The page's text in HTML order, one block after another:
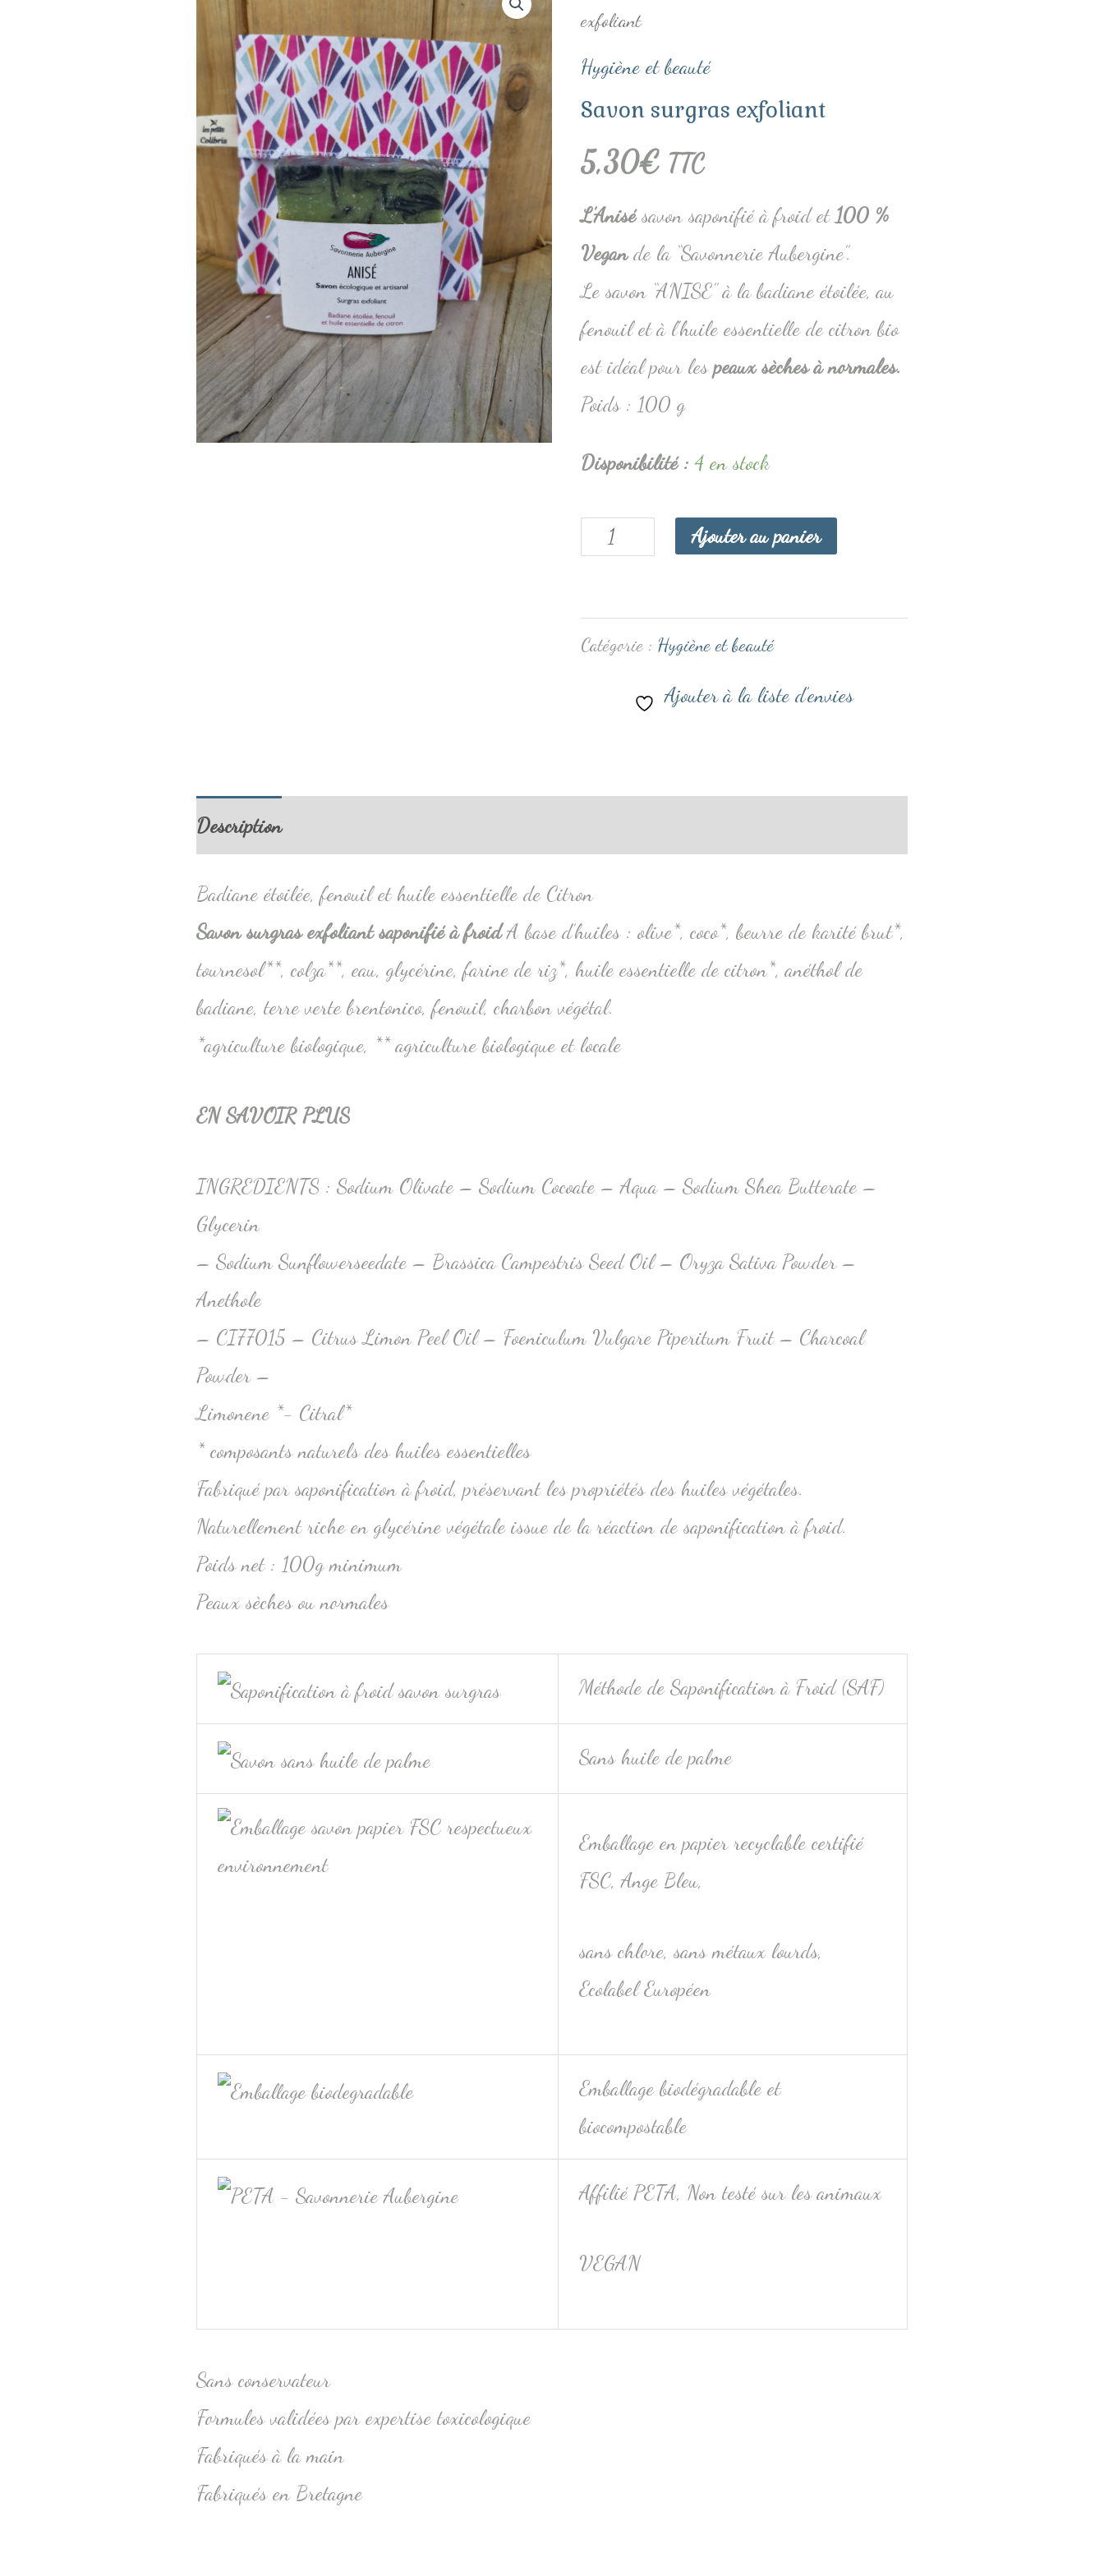
exfoliant
Hygiène et beauté
Savon surgras exfoliant
5,30€ TTC
L’Anisésavon saponifié à froid et100 %
Vegande la “Savonnerie Aubergine”.
Le savon “ANISE” à la badiane étoilée, au
fenouil et à l’huile essentielle de citron bio
est idéal pour lespeaux sèches à normales.
Poids : 100 g
Disponibilité : 4 en stock
de
Savon
surgras
Ajouter au panier
Catégorie : Hygiène et beauté
Ajouter à la liste d’envies
Description
Badiane étoilée, fenouil et huile essentielle de Citron
Savon surgras exfoliant saponifié à froidA base d’huiles : olive*, coco*, beurre de karité brut*,
tournesol**, colza**, eau, glycérine, farine de riz*, huile essentielle de citron*, anéthol de
badiane, terre verte brentonico, fenouil, charbon végétal.
*agriculture biologique, ** agriculture biologique et locale
EN SAVOIR PLUS
INGREDIENTS : Sodium Olivate – Sodium Cocoate – Aqua – Sodium Shea Butterate –
Glycerin
– Sodium Sunflowerseedate – Brassica Campestris Seed Oil – Oryza Sativa Powder –
Anethole
– CI77015 – Citrus Limon Peel Oil – Foeniculum Vulgare Piperitum Fruit – Charcoal
Powder –
Limonene *- Citral*
* composants naturels des huiles essentielles
Fabriqué par saponification à froid, préservant les propriétés des huiles végétales.
Naturellement riche en glycérine végétale issue de la réaction de saponification à froid.
Poids net : 100g minimum
Peaux sèches ou normales
Méthode de Saponification à Froid (SAF)
Sans huile de palme
Emballage en papier recyclable certifié
FSC, Ange Bleu,
sans chlore, sans métaux lourds,
Ecolabel Européen
Emballage biodégradable et
biocompostable
Affilié PETA, Non testé sur les animaux
VEGAN
Sans conservateur
Formules validées par expertise toxicologique
Fabriqués à la main
Fabriqués en Bretagne